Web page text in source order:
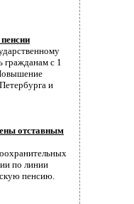
гражданам с 1
и
отставным
по линии
пенсию.